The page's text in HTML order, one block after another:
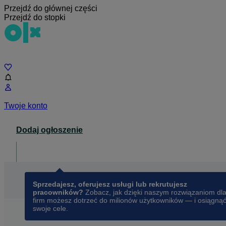
Przejdź do głównej części
Przejdź do stopki
Twoje konto
Dodaj ogłoszenie
Sprzedajesz, oferujesz usługi lub rekrutujesz
pracowników? Zobacz, jak dzięki naszym rozwiązaniom dla
firm możesz dotrzeć do milionów użytkowników — i osiągnąć
swoje cele.